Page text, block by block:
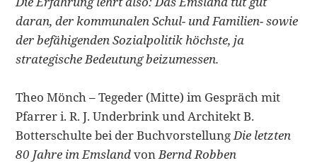
daran, der kommunalen Schul- und Familien- sowie
der befähigenden Sozialpolitik höchste, ja
strategische Bedeutung beizumessen.
Theo Mönch – Tegeder (Mitte) im Gespräch mit
Pfarrer i. R. J. Underbrink und Architekt B.
Botterschulte bei der BuchvorstellungDie letzten
80 Jahre im EmslandvonBernd Robben